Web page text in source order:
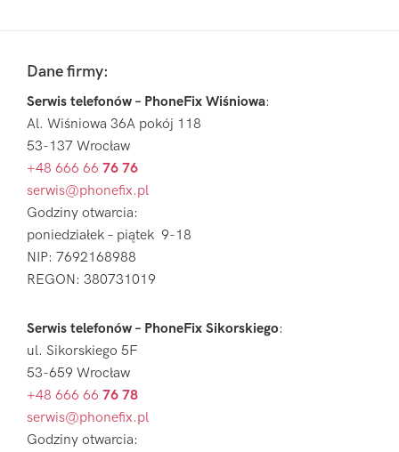
Sidebar
FooterDane firmy:
Serwis telefonów – PhoneFix Wiśniowa:
Al. Wiśniowa 36A pokój 118
53-137 Wrocław
+48 666 66 76 76
serwis@phonefix.pl
Godziny otwarcia:
poniedziałek – piątek 9-18
NIP: 7692168988
REGON: 380731019
Serwis telefonów – PhoneFix Sikorskiego:
ul. Sikorskiego 5F
53-659 Wrocław
+48 666 66 76 78
serwis@phonefix.pl
Godziny otwarcia: